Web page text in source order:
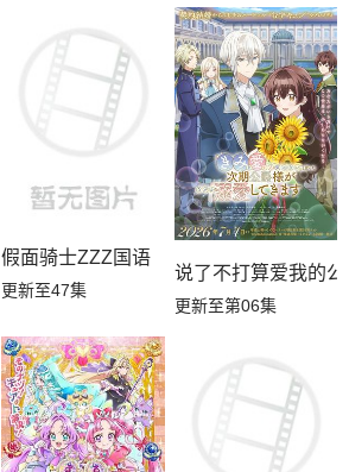
假面骑士ZZZ国语
更新至47集
说了不打算爱我的
更新至第06集